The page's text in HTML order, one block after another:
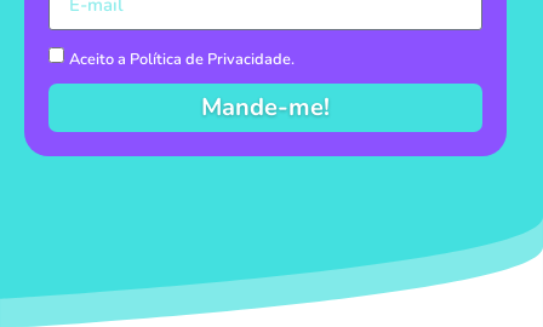
Aceito a Política de Privacidade.
Mande-me!